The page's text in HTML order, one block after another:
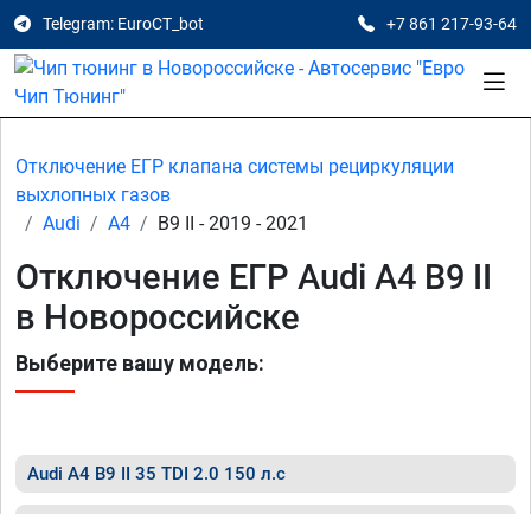
Telegram: EuroCT_bot +7 861 217-93-64
Отключение ЕГР клапана системы рециркуляции
выхлопных газов
Audi
A4 B9 II - 2019 - 2021
Отключение ЕГР Audi A4 B9 II
в Новороссийске
Выберите вашу модель:
Audi A4 B9 II 35 TDI 2.0 150 л.с